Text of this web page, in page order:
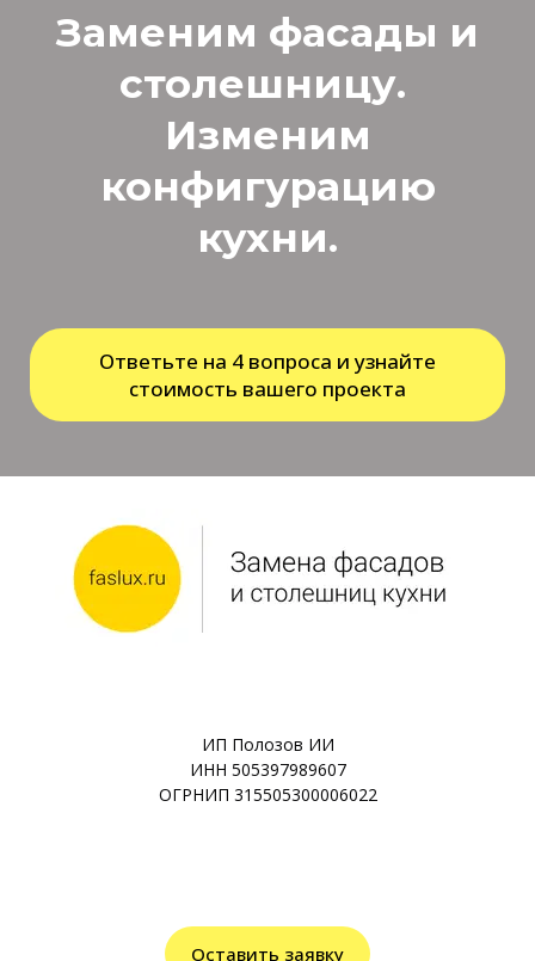
Заменим фасады и
столешницу.
Изменим
конфигурацию
кухни.
Ответьте на 4 вопроса и узнайте
стоимость вашего проекта
ИП Полозов ИИ
ИНН 505397989607
ОГРНИП 315505300006022
Оставить заявку